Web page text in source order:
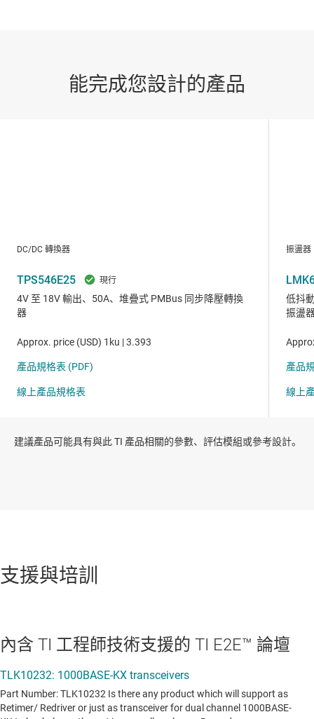
建議產品可能具有與此 TI 產品相關的參數、評估模組或參考設計。
支援與培訓
內含 TI 工程師技術支援的 TI E2E™ 論壇